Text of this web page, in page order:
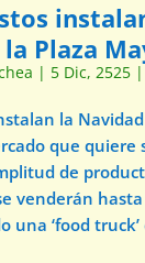
Plaza
| 5 Dic, 2525|
la
que quiere
de
venderán
una ‘food truck’